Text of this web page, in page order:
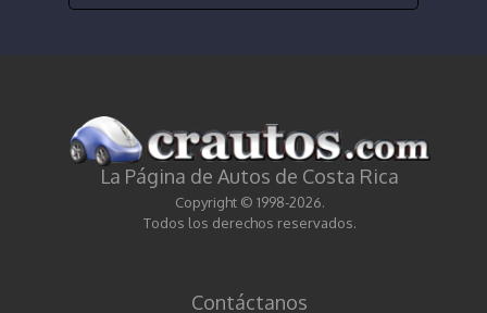
La Página de Autos de Costa Rica
Copyright © 1998-2026.
Todos los derechos reservados.
Contáctanos